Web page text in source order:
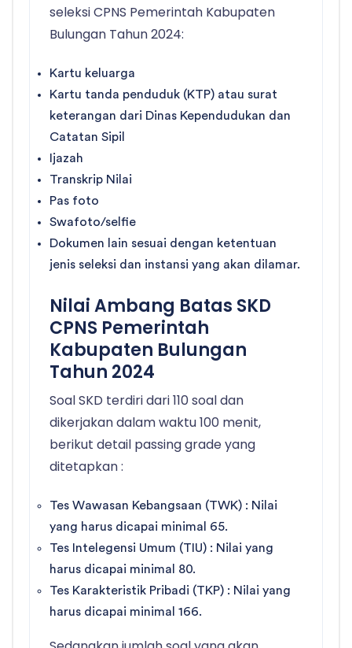
seleksi CPNS Pemerintah Kabupaten
Bulungan Tahun 2024:
Kartu keluarga
Kartu tanda penduduk (KTP) atau surat
keterangan dari Dinas Kependudukan dan
Catatan Sipil
Ijazah
Transkrip Nilai
Pas foto
Swafoto/selfie
Dokumen lain sesuai dengan ketentuan
jenis seleksi dan instansi yang akan dilamar.
Nilai Ambang Batas SKD
CPNS Pemerintah
Kabupaten Bulungan
Tahun 2024
Soal SKD terdiri dari 110 soal dan
dikerjakan dalam waktu 100 menit,
berikut detail passing grade yang
ditetapkan :
Tes Wawasan Kebangsaan (TWK) : Nilai
yang harus dicapai minimal 65.
Tes Intelegensi Umum (TIU) : Nilai yang
harus dicapai minimal 80.
Tes Karakteristik Pribadi (TKP) : Nilai yang
harus dicapai minimal 166.